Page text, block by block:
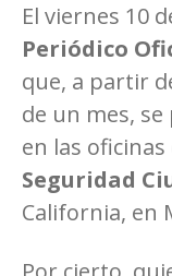
El viernes 10
Periódico
que, a partir
de un mes,
en las oficinas
Seguridad
California, en